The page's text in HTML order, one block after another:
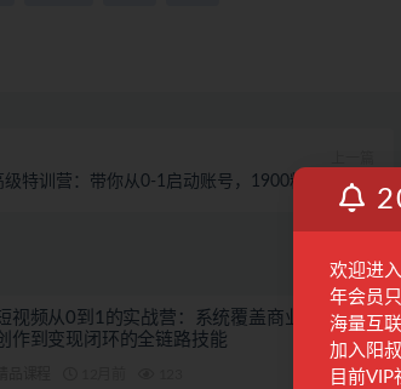
特训营：带你从0-1启动账号，1900粉丝疯狂卖
货7位数
视频从0到1的实战营：系统覆盖商业定位,内容
作到变现闭环的全链路技能
28
欢迎进
年会员
海量互
加入阳
目前